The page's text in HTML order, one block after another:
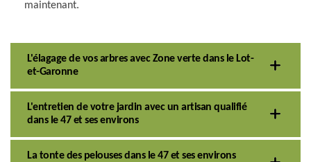
maintenant.
L'élagage de vos arbres avec Zone verte dans le Lot-
et-Garonne
L'entretien de votre jardin avec un artisan qualifié
dans le 47 et ses environs
La tonte des pelouses dans le 47 et ses environs